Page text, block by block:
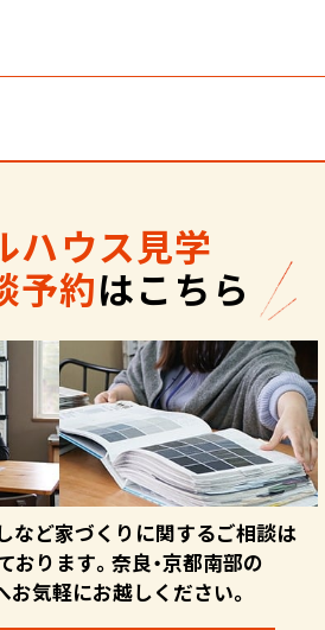
ハウス見学
予約はこちら
など家づくりに関するご相談は
おります。奈良・京都南部の
お気軽にお越しください。